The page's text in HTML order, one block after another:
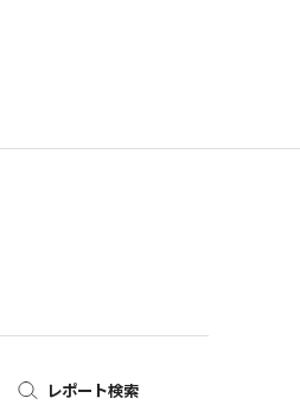
レポート検索